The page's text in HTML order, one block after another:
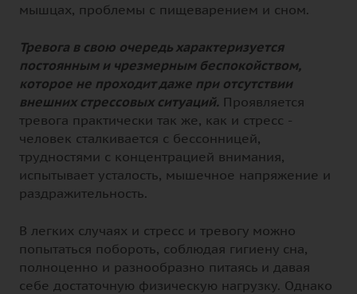
мышцах, проблемы с пищеварением и сном.
Тревога в свою очередь характеризуется
постоянным и чрезмерным беспокойством,
которое не проходит даже при отсутствии
внешних стрессовых ситуаций. Проявляется
тревога практически так же, как и стресс -
человек сталкивается с бессонницей,
трудностями с концентрацией внимания,
испытывает усталость, мышечное напряжение и
раздражительность.
В легких случаях и стресс и тревогу можно
попытаться побороть, соблюдая гигиену сна,
полноценно и разнообразно питаясь и давая
себе достаточную физическую нагрузку. Однако